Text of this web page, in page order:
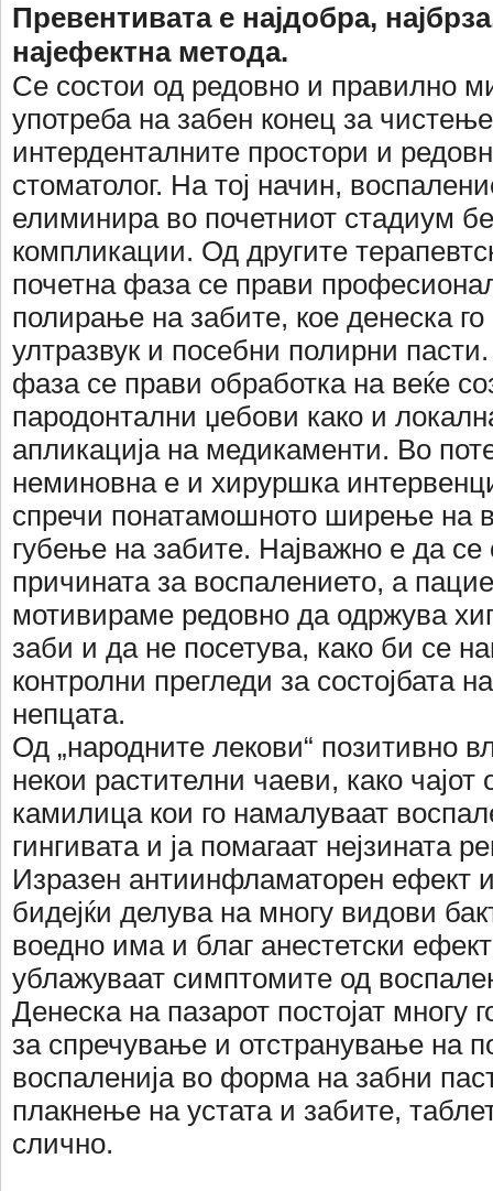
Превентивата е најдобра,
најефектна метода.
Се состои од редовно и правилно
употреба на забен конец за
интерденталните простори и
стоматолог. На тој начин,
елиминира во почетниот стадиум
компликации. Од другите
почетна фаза се прави
полирање на забите, кое денеска
ултразвук и посебни полирни
фаза се прави обработка на веќе
пародонтални џебови како и
апликација на медикаменти. Во
неминовна е и хируршка
спречи понатамошното ширење на
губење на забите. Најважно е да се
причината за воспалението, а
мотивираме редовно да одржува
заби и да не посетува, како би се
контролни прегледи за состојбата
непцата.
Од „народните лекови“ позитивно
некои растителни чаеви, како
камилица кои го намалуваат
гингивата и ја помагаат нејзината
Изразен антиинфламаторен ефект
бидејќи делува на многу видови
воедно има и благ анестетски
ублажуваат симптомите од
Денеска на пазарот постојат многу
за спречување и отстранување на
воспаленија во форма на забни
плакнење на устата и забите,
слично.